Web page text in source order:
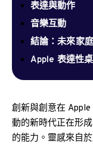
表達與動作
音樂互動
結論：未來家
Apple 表達性
創新與創意在
動的新時代正在形
的能力。靈感來自